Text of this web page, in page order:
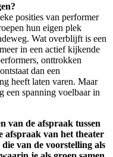
posities van performer
hun eigen plek
Wat overblijft is een
in een actief kijkende
onttrokken
dan een
heeft laten varen. Maar
een spanning voelbaar in
van de afspraak tussen
afspraak van het theater
van de voorstelling als